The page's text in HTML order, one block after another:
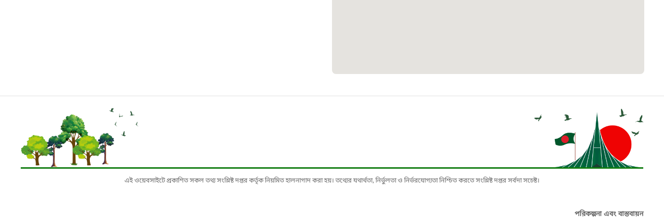
১৬১০৯
বাংলাদেশ কর্মচারী কল্যাণ বোর্ড হটলাইন
০১৯০৮৮৮৮৮৮৮
১৬১১৩
এই ওয়েবসাইটে প্রকাশিত সকল তথ্য সংশ্লিষ্ট দপ্তর কর্তৃক নিয়মিত হালনাগাদ করা হয়। তথ্যের যথার্থতা, নির্ভুলতা ও নির্ভরযোগ্যতা নিশ্চিত করতে সংশ্লিষ্ট দপ্তর সর্বদা সচেষ্ট।
পরিকল্পনা এবং বাস্তবায়ন